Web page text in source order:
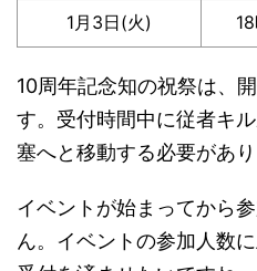
1月3日(火)
10周年記念知の祝祭は、
す。受付時間中に従者キ
塞へと移動する必要があり
イベントが始まってから
ん。イベントの参加人数